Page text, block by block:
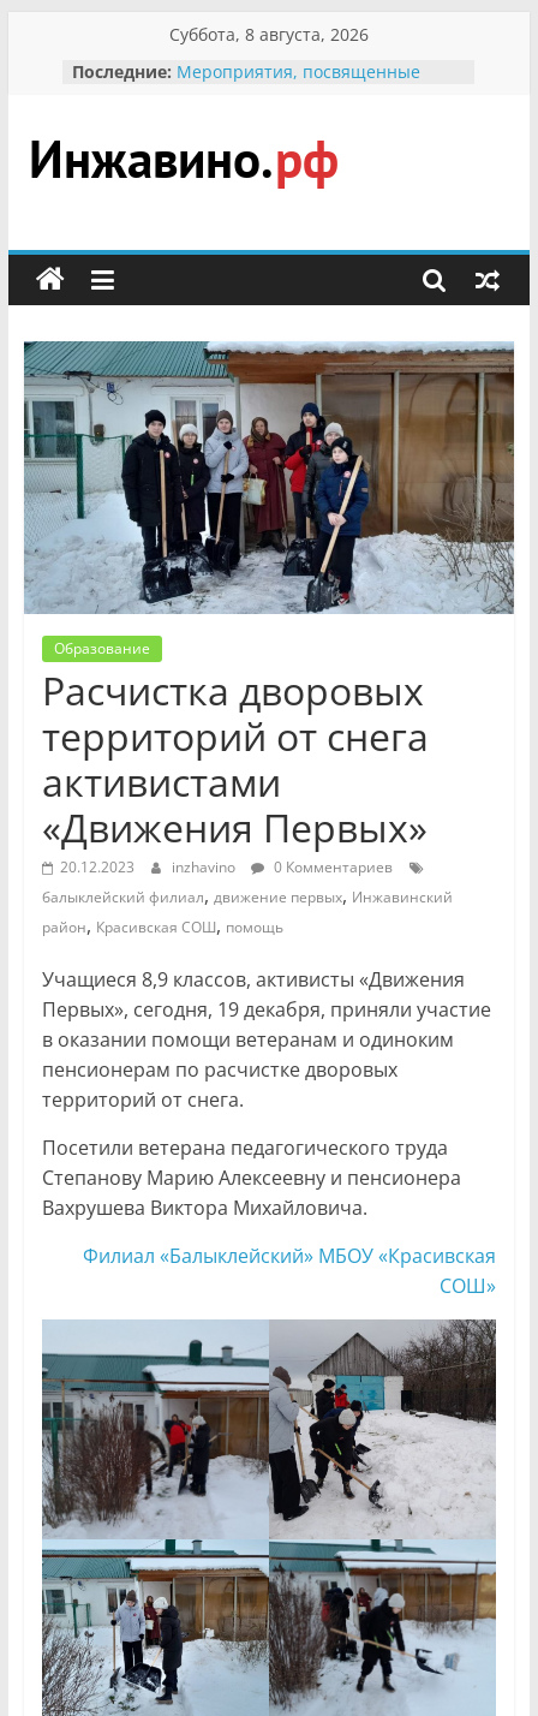
содержимому
Суббота, 8 августа, 2026
Последние: Мероприятия, посвященные
гражданин Инжавинского округа»
участнице Великой
Отечественной, фронтовичке
Безопасность в сети Интернет
мероприятии «Сохраним
первоцветы!»
В вольере Воронинского
заповедника родились крапчатые
суслики
Инжавино.рф
сельский
портал
Образование
Расчистка дворовых
территорий от снега
активистами
«Движения Первых»
20.12.2023 inzhavino
0 Комментариев
балыклейский филиал, движение первых, Инжавинский
район, Красивская СОШ, помощь
Учащиеся 8,9 классов, активисты «Движения
Первых», сегодня, 19 декабря, приняли участие
в оказании помощи ветеранам и одиноким
пенсионерам по расчистке дворовых
территорий от снега.
Посетили ветерана педагогического труда
Степанову Марию Алексеевну и пенсионера
Вахрушева Виктора Михайловича.
Филиал «Балыклейский» МБОУ «Красивская
СОШ»